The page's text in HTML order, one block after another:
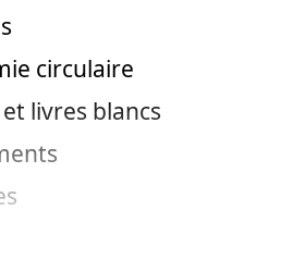
circulaire
livres blancs